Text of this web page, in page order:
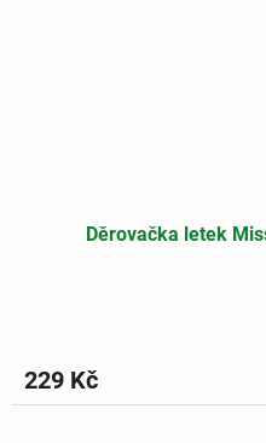
Děrovačka letek
229 Kč